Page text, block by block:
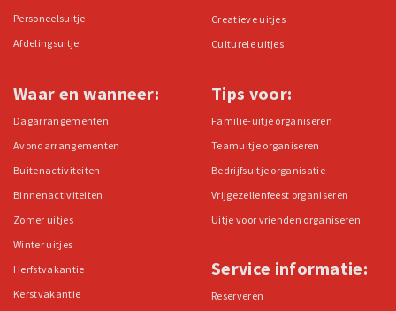
Personeelsuitje
Afdelingsuitje
Creatieve uitjes
Culturele uitjes
Waar en wanneer:
Dagarrangementen
Avondarrangementen
Buitenactiviteiten
Binnenactiviteiten
Zomer uitjes
Winter uitjes
Herfstvakantie
Kerstvakantie
Tips voor:
Familie-uitje organiseren
Teamuitje organiseren
Bedrijfsuitje organisatie
Vrijgezellenfeest organiseren
Uitje voor vrienden organiseren
Service informatie:
Reserveren